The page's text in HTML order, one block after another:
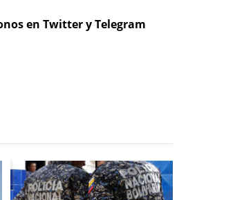
en Twitter y Telegram